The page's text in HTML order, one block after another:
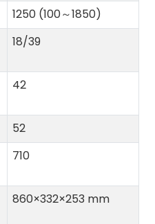
1250 (100～1850)
18/39
42
52
710
860×332×253 mm